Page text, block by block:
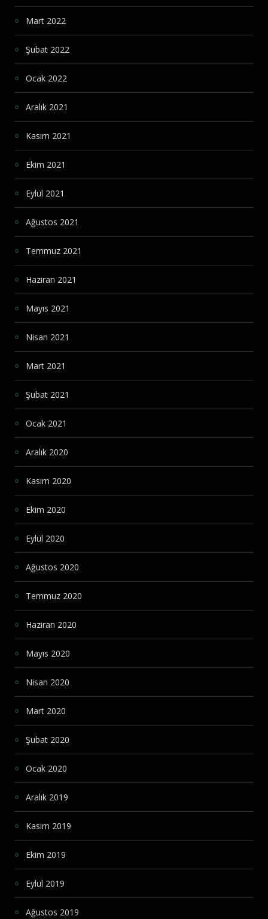
Mart 2022
Şubat 2022
Ocak 2022
Aralık 2021
Kasım 2021
Ekim 2021
Eylül 2021
Ağustos 2021
Temmuz 2021
Haziran 2021
Mayıs 2021
Nisan 2021
Mart 2021
Şubat 2021
Ocak 2021
Aralık 2020
Kasım 2020
Ekim 2020
Eylül 2020
Ağustos 2020
Temmuz 2020
Haziran 2020
Mayıs 2020
Nisan 2020
Mart 2020
Şubat 2020
Ocak 2020
Aralık 2019
Kasım 2019
Ekim 2019
Eylül 2019
Ağustos 2019